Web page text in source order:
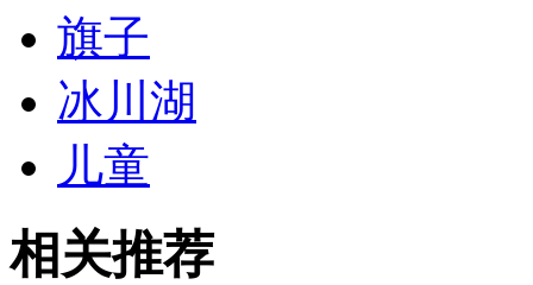
旗子
冰川湖
儿童
相关推荐